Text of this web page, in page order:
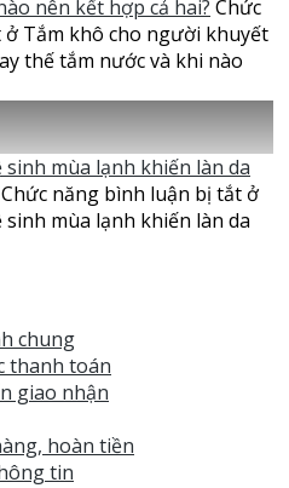
nên kết hợp cả hai? Chức
ở Tắm khô cho người khuyết
thế tắm nước và khi nào
mùa lạnh khiến làn da
Chức năng bình luận bị tắt ở
mùa lạnh khiến làn da
chung
thanh toán
giao nhận
hoàn tiền
tin